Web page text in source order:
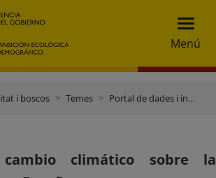
Menú
i boscos Temes Portal de dades i inventaris
climático sobre la